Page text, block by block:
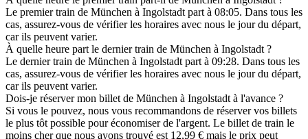
Le premier train de München à Ingolstadt part à 08:05. Dans tous les
cas, assurez-vous de vérifier les horaires avec nous le jour du départ,
car ils peuvent varier.
À quelle heure part le dernier train de München à Ingolstadt ?
Le dernier train de München à Ingolstadt part à 09:28. Dans tous les
cas, assurez-vous de vérifier les horaires avec nous le jour du départ,
car ils peuvent varier.
Dois-je réserver mon billet de München à Ingolstadt à l'avance ?
Si vous le pouvez, nous vous recommandons de réserver vos billets
le plus tôt possible pour économiser de l'argent. Le billet de train le
moins cher que nous ayons trouvé est 12,99 € mais le prix peut